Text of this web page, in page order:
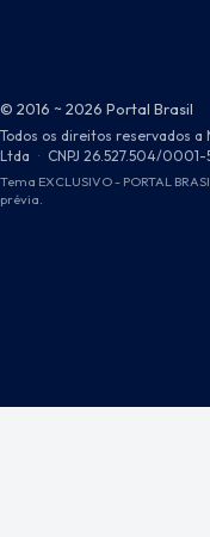
© 2016 ~ 2026 Portal Brasil
Todos os direitos reservados a
Ltda · CNPJ 26.527.504/0001-
Tema EXCLUSIVO - PORTAL
prévia.